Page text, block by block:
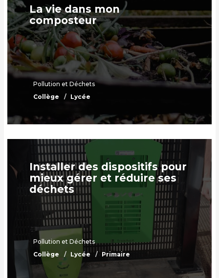
La vie dans mon
composteur
Pollution et Déchets
Collège
Lycée
Installer des dispositifs pour
mieux gérer et réduire ses
déchets
Pollution et Déchets
Collège
Lycée Primaire